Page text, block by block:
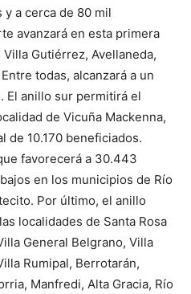
a cerca de 80 mil
avanzará en esta primera
Gutiérrez, Avellaneda,
todas, alcanzará a un
El anillo sur permitirá el
de Vicuña Mackenna,
de 10.170 beneficiados.
favorecerá a 30.443
en los municipios de Río
Por último, el anillo
localidades de Santa Rosa
General Belgrano, Villa
Rumipal, Berrotarán,
Manfredi, Alta Gracia, Río